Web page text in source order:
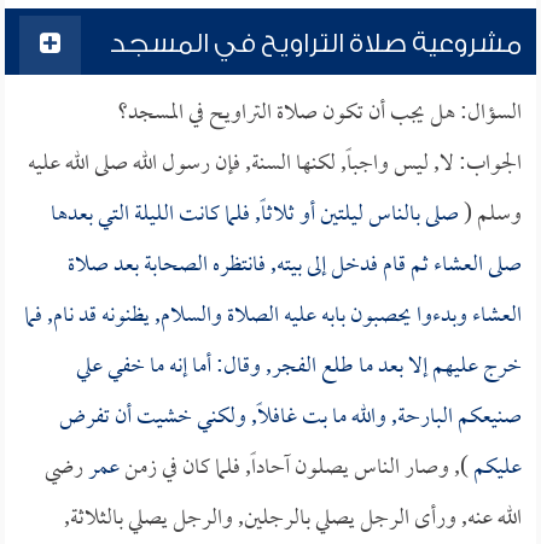
مشروعية صلاة التراويح في المسجد
السؤال: هل يجب أن تكون صلاة التراويح في المسجد؟
الجواب: لا, ليس واجباً, لكنها السنة, فإن رسول الله صلى الله عليه
وسلم (صلى بالناس ليلتين أو ثلاثاً, فلما كانت الليلة التي بعدها
صلى العشاء ثم قام فدخل إلى بيته, فانتظره الصحابة بعد صلاة
العشاء وبدءوا يحصبون بابه عليه الصلاة والسلام, يظنونه قد نام, فما
خرج عليهم إلا بعد ما طلع الفجر, وقال: أما إنه ما خفي علي
صنيعكم البارحة, والله ما بت غافلاً, ولكني خشيت أن تفرض
عليكم), وصار الناس يصلون آحاداً, فلما كان في زمنعمررضي
الله عنه, ورأى الرجل يصلي بالرجلين, والرجل يصلي بالثلاثة,